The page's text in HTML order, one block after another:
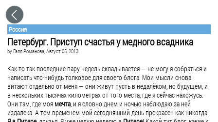
Россия
Петербург. Приступ счастья у медного всадника
byГаля Романова, Август 05, 2013
Как-то так последние пару недель складывается — не могу я собраться и
написать что-нибудь толковое для своего блога. Мои мысли снова
витают отдельно от меня — они живут пусть в недалёком, но будущем, и
в нескольких тысячах километрах от того места, где я сейчас нахожусь.
Они там, где моя мечта, и я словно днем и ночью наблюдаю за ней
издалека. А тем временем мой сегодняшний день прекрасен как никогда.